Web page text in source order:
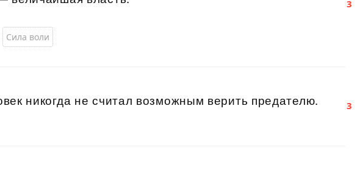
Сила воли
3
никогда не считал возможным верить предателю. 3